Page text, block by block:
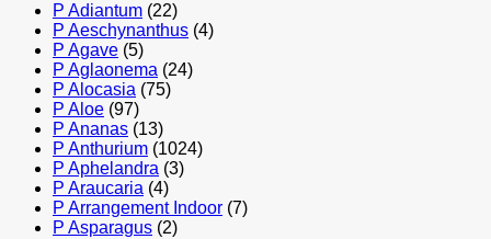
P Adiantum (22)
P Aeschynanthus (4)
P Agave (5)
P Aglaonema (24)
P Alocasia (75)
P Aloe (97)
P Ananas (13)
P Anthurium (1024)
P Aphelandra (3)
P Araucaria (4)
P Arrangement Indoor (7)
P Asparagus (2)